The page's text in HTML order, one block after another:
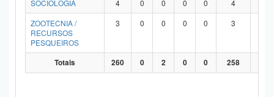
SOCIOLOGIA
4 0 0 0 0 4
ZOOTECNIA /
RECURSOS
PESQUEIROS
3 0 0 0 0 3
Totais 260 0 2 0 0 258